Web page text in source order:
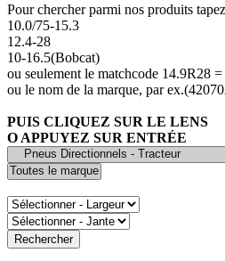
Pour chercher parmi nos produits
10.0/75-15.3
12.4-28
10-16.5(Bobcat)
ou seulement le matchcode 14.9R28
ou le nom de la marque, par
PUIS CLIQUEZ SUR LE LENS
O APPUYEZ SUR ENTRÉE